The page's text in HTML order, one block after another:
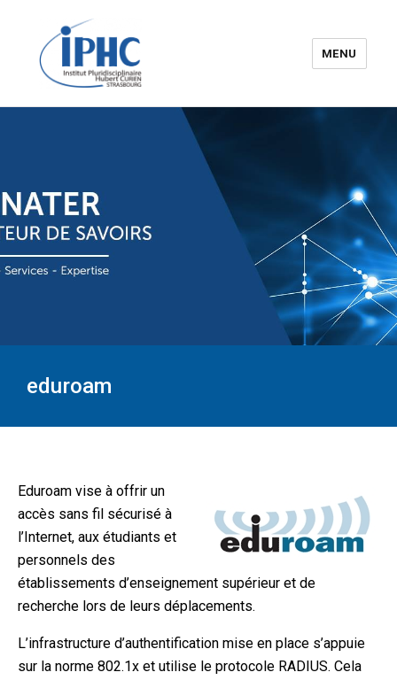
Institut pluridisciplinaire Hubert
MENU
eduroam
Eduroam vise à offrir un
accès sans fil sécurisé à
l’Internet, aux étudiants et
personnels des
établissements d’enseignement supérieur et de
recherche lors de leurs déplacements.
L’infrastructure d’authentification mise en place s’appuie
sur la norme 802.1x et utilise le protocole RADIUS. Cela